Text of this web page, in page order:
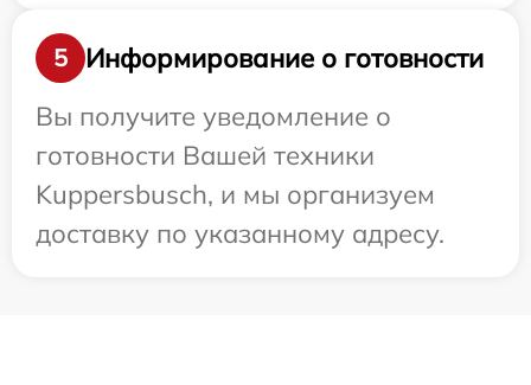
5
Информирование о готовности
Вы получите уведомление о
готовности Вашей техники
Kuppersbusch, и мы организуем
доставку по указанному адресу.